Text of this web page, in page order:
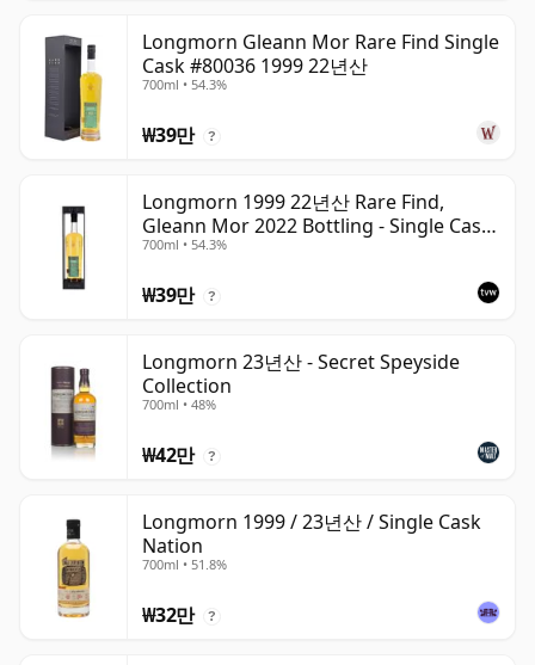
Longmorn Gleann Mor Rare Find Single
Cask #80036 1999 22년산
700ml • 54.3%
₩39만 ?
Longmorn 1999 22년산 Rare Find,
Gleann Mor 2022 Bottling - Single Cask
80036
700ml • 54.3%
₩39만 ?
Longmorn 23년산 - Secret Speyside
Collection
700ml • 48%
₩42만 ?
Longmorn 1999 / 23년산 / Single Cask
Nation
700ml • 51.8%
₩32만 ?